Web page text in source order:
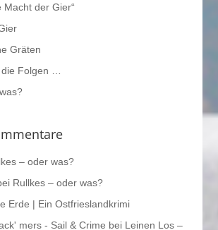
Macht der Gier“
Gräten
Folgen …
– oder was?
Rullkes – oder was?
Erde | Ein Ostfrieslandkrimi
mers - Sail & Crime bei Leinen Los –